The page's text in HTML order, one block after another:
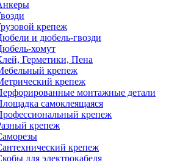
крепеж
и дюбель-гвозди
хомут
Герметики, Пена
крепеж
крепеж
монтажные детали
самоклеящаяся
крепеж
крепеж
крепеж
для электрокабеля